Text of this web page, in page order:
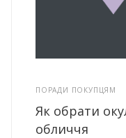
ПОРАДИ ПОКУПЦЯМ
Як обрати
обличчя